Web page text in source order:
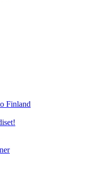
Finland